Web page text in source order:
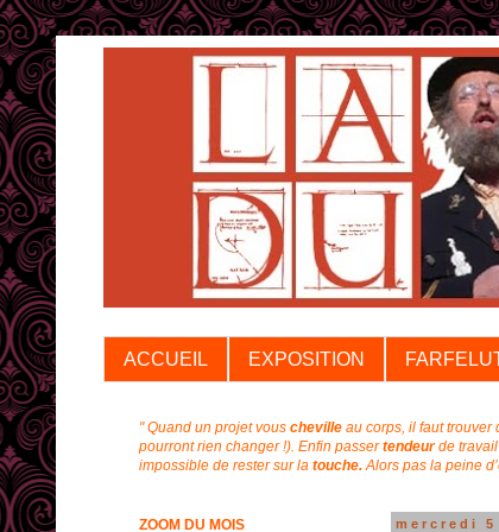
ACCUEIL EXPOSITION
" Quand un projet vous cheville au corps, il faut trouver
pourront rien changer !). Enfin passertendeurde travail
impossible de rester sur la touche.Alors pas la peine
mercredi
ZOOM DU MOIS